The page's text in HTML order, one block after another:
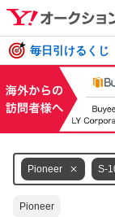
毎日引けるく
Pioneer S-
Pioneer